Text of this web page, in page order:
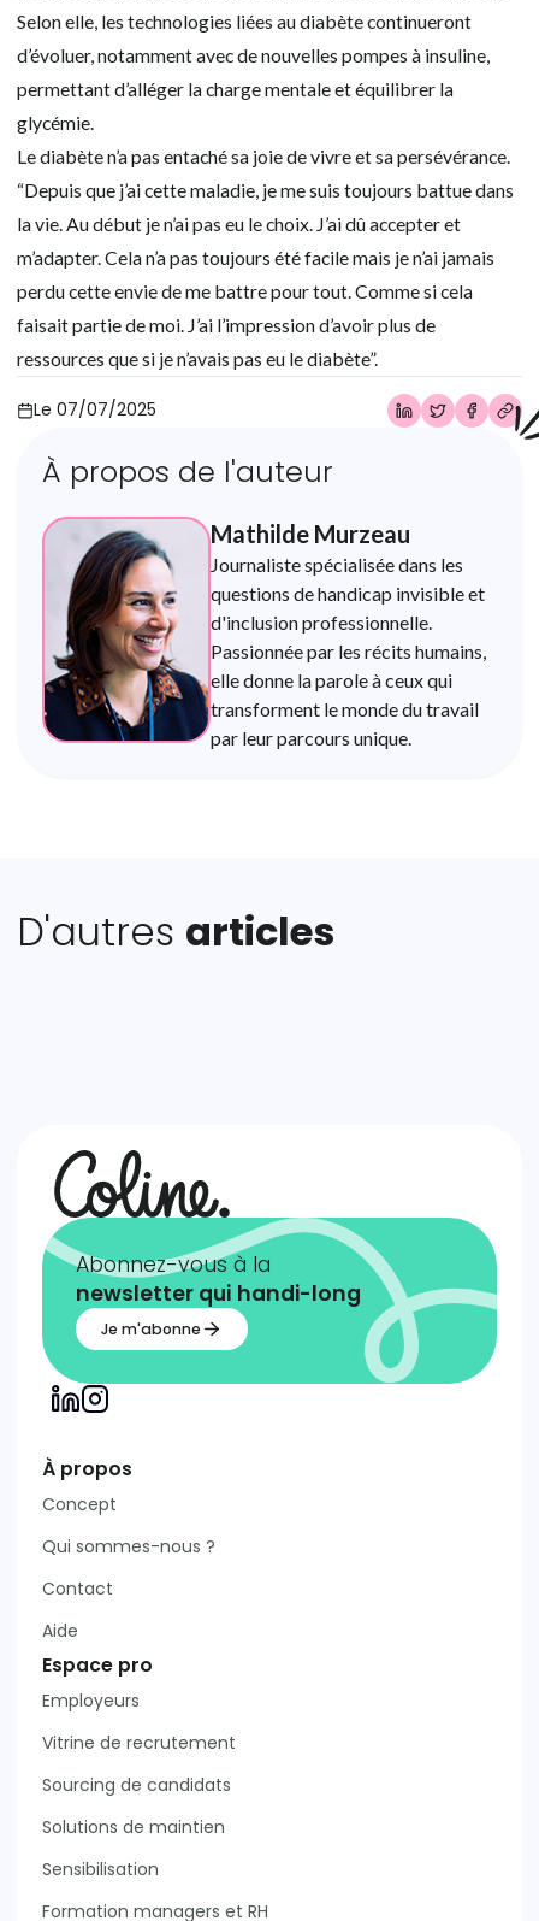
Selon elle, les technologies liées au diabète continueront
d’évoluer, notamment avec de nouvelles pompes à insuline,
permettant d’alléger la charge mentale et équilibrer la
glycémie.
Le diabète n’a pas entaché sa joie de vivre et sa persévérance.
“Depuis que j’ai cette maladie, je me suis toujours battue dans
la vie. Au début je n’ai pas eu le choix. J’ai dû accepter et
m’adapter. Cela n’a pas toujours été facile mais je n’ai jamais
perdu cette envie de me battre pour tout. Comme si cela
faisait partie de moi. J’ai l’impression d’avoir plus de
ressources que si je n’avais pas eu le diabète”.
Le 07/07/2025
À propos de l'auteur
Mathilde Murzeau
Journaliste spécialisée dans les
questions de handicap invisible et
d'inclusion professionnelle.
Passionnée par les récits humains,
elle donne la parole à ceux qui
transforment le monde du travail
par leur parcours unique.
D'autres articles
Abonnez-vous à la
newsletter qui handi-long
Je m'abonne
À propos
Concept
Qui sommes-nous ?
Contact
Aide
Espace pro
Employeurs
Vitrine de recrutement
Sourcing de candidats
Solutions de maintien
Sensibilisation
Formation managers et RH